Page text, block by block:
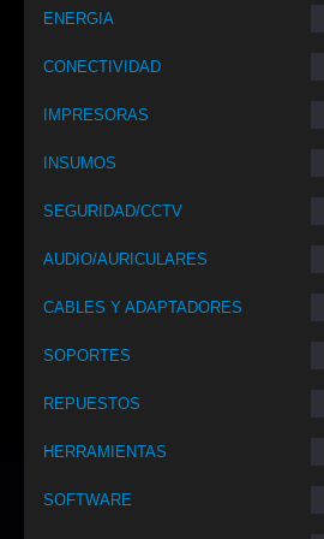
ENERGIA
CONECTIVIDAD
IMPRESORAS
INSUMOS
SEGURIDAD/CCTV
AUDIO/AURICULARES
CABLES Y ADAPTADORES
SOPORTES
REPUESTOS
HERRAMIENTAS
SOFTWARE